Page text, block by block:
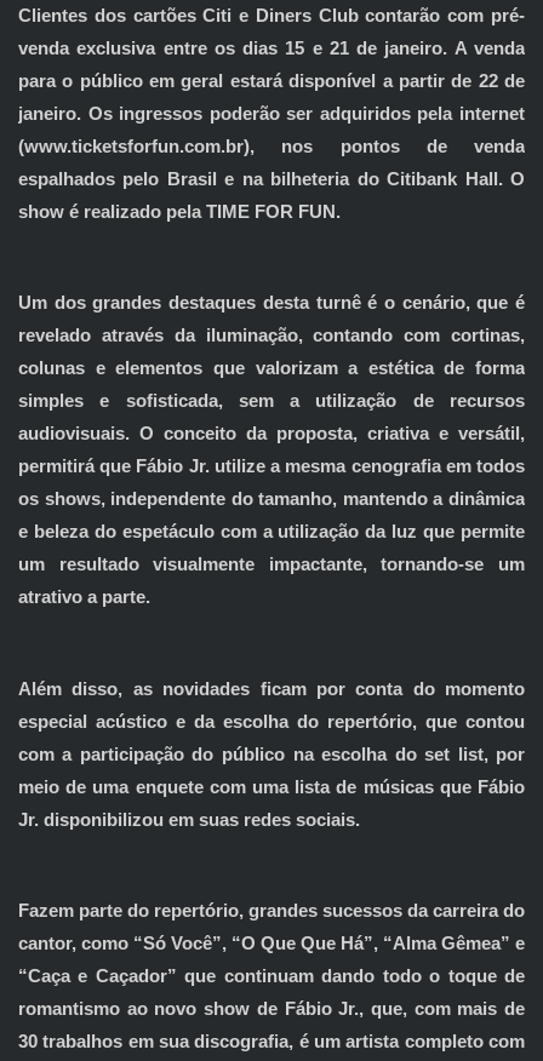
Clientes dos cartões Citi e Diners Club contarão com pré-
venda exclusiva entre os dias 15 e 21 de janeiro. A venda
para o público em geral estará disponível a partir de 22 de
janeiro. Os ingressos poderão ser adquiridos pela internet
(www.ticketsforfun.com.br), nos pontos de venda
espalhados pelo Brasil e na bilheteria do Citibank Hall. O
show é realizado pela TIME FOR FUN.
Um dos grandes destaques desta turnê é o cenário, que é
revelado através da iluminação, contando com cortinas,
colunas e elementos que valorizam a estética de forma
simples e sofisticada, sem a utilização de recursos
audiovisuais. O conceito da proposta, criativa e versátil,
permitirá que Fábio Jr. utilize a mesma cenografia em todos
os shows, independente do tamanho, mantendo a dinâmica
e beleza do espetáculo com a utilização da luz que permite
um resultado visualmente impactante, tornando-se um
atrativo a parte.
Além disso, as novidades ficam por conta do momento
especial acústico e da escolha do repertório, que contou
com a participação do público na escolha do set list, por
meio de uma enquete com uma lista de músicas que Fábio
Jr. disponibilizou em suas redes sociais.
Fazem parte do repertório, grandes sucessos da carreira do
cantor, como “Só Você”, “O Que Que Há”, “Alma Gêmea” e
“Caça e Caçador” que continuam dando todo o toque de
romantismo ao novo show de Fábio Jr., que, com mais de
30 trabalhos em sua discografia, é um artista completo com